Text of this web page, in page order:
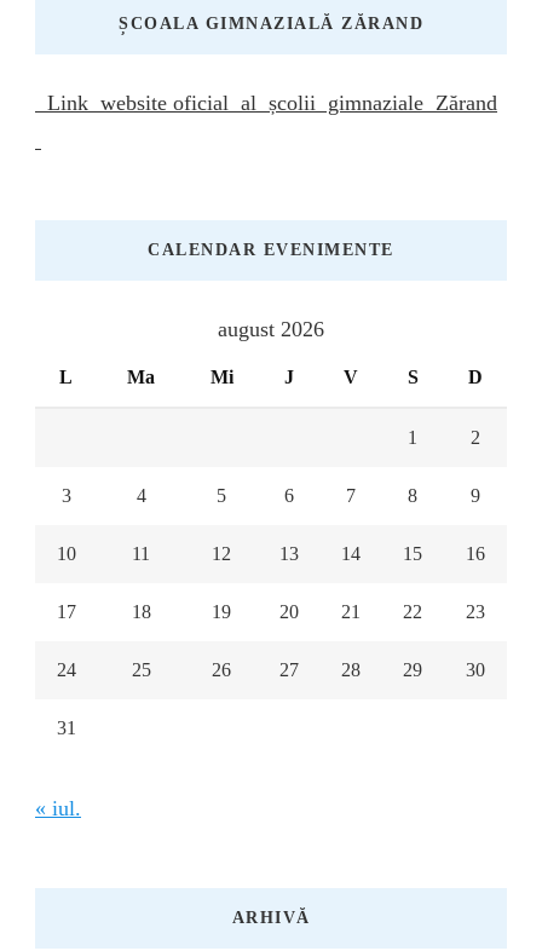
ȘCOALA GIMNAZIALĂ ZĂRAND
Link website oficial al școlii gimnaziale Zărand
CALENDAR EVENIMENTE
august 2026
L Ma Mi J V S D
1 2
3 4 5 6 7 8 9
10 11 12 13 14 15 16
17 18 19 20 21 22 23
24 25 26 27 28 29 30
31
« iul.
ARHIVĂ